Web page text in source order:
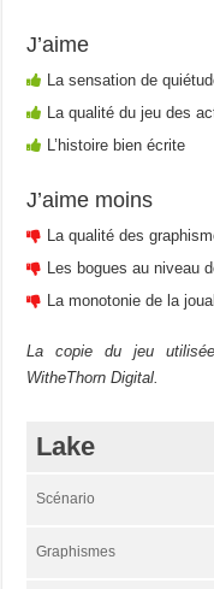
J’aime
La sensation de
La qualité du jeu des
L’histoire bien écrite
J’aime moins
La qualité des
Les bogues au niveau
La monotonie de la
La copie du jeu
WitheThorn Digital.
Lake
Scénario
Graphismes